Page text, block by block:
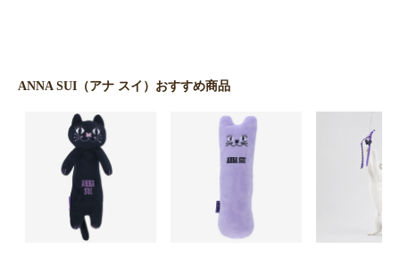
ANNA SUI（アナ スイ）おすすめ商品